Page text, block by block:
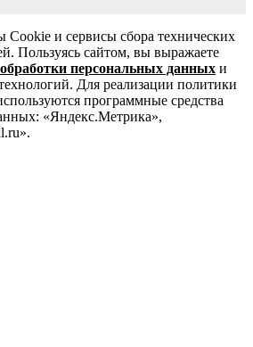
Cookie и сервисы сбора технических
Пользуясь сайтом, вы выражаете
персональных данных и
Для реализации политики
программные средства
«Яндекс.Метрика»,